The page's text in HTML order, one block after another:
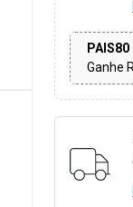
PAIS80
Ganhe